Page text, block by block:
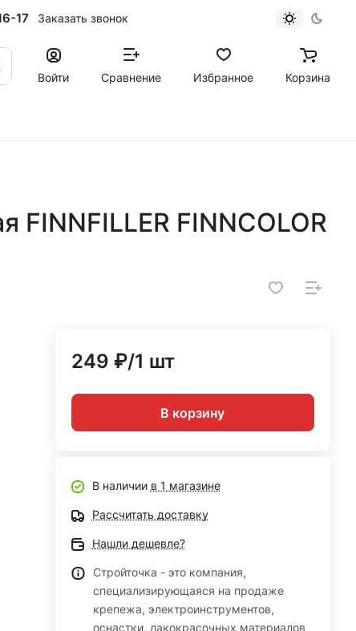
17 Заказать звонок
Войти Сравнение Избранное Корзина
FINNCOLOR
249 ₽/1 шт
В корзину
В наличии в 1 магазине
Рассчитать доставку
Нашли дешевле?
Стройточка - это компания,
специализирующаяся на продаже
крепежа, электроинструментов,
оснастки, лакокрасочных материалов